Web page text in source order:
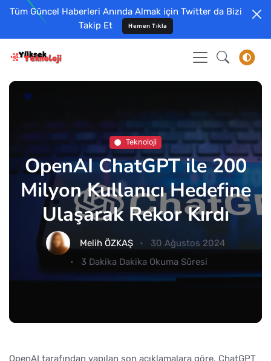
Tüm Güncel Haberleri Anında Almak için Twitter da Bizi
Takip Et
Hemen Tıkla
Teknoloji
OpenAI ChatGPT ile 200
Milyon Kullanıcı Hedefine
Ulaşarak Rekor Kırdı
Melih ÖZKAŞ
30 Ağustos 2024
3 Dakika Dakika Okuma Süresi
OpenAI tarafından yapılan son açıklamalara göre, ChatGPT